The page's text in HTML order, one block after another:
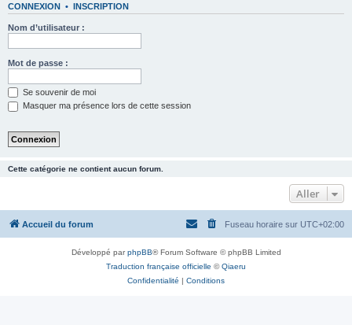
CONNEXION • INSCRIPTION
Nom d’utilisateur :
Mot de passe :
Se souvenir de moi
Masquer ma présence lors de cette session
Cette catégorie ne contient aucun forum.
Aller
Accueil du forum Fuseau horaire sur UTC+02:00
Développé parphpBB® Forum Software © phpBB Limited
Traduction française officielle ©Qiaeru
Confidentialité | Conditions